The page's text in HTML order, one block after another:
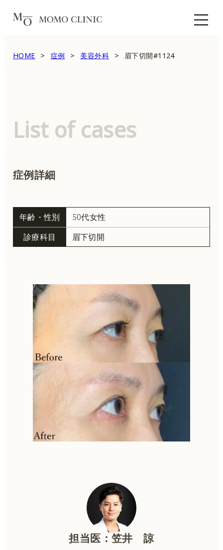
HOME 症例 美容外科 眉下切開#1124
List of cases
症例詳細
年齢・性別
50代女性
診療科目
眉下切開
担当医：笠井 諒